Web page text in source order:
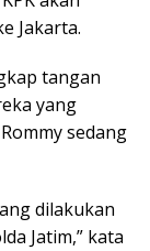
Jakarta.
tangan
yang
sedang
dilakukan
Jatim,” kata